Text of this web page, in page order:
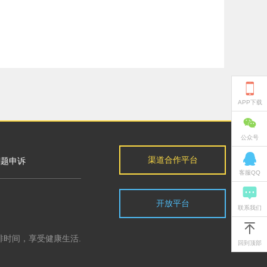
申诉
间，享受健康生活.
渠道合作平台
开放平台

APP下载

公众号

客服QQ

联系我们

回到顶部